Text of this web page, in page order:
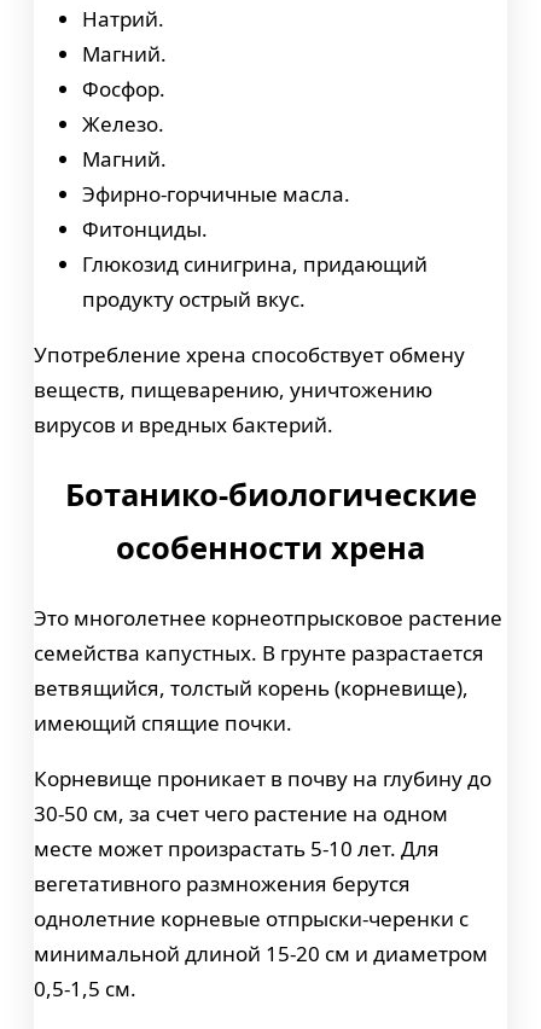
Натрий.
Магний.
Фосфор.
Железо.
Магний.
Эфирно-горчичные масла.
Фитонциды.
Глюкозид синигрина, придающий
продукту острый вкус.
Употребление хрена способствует обмену
веществ, пищеварению, уничтожению
вирусов и вредных бактерий.
Ботанико-биологические
особенности хрена
Это многолетнее корнеотпрысковое растение
семейства капустных. В грунте разрастается
ветвящийся, толстый корень (корневище),
имеющий спящие почки.
Корневище проникает в почву на глубину до
30-50 см, за счет чего растение на одном
месте может произрастать 5-10 лет. Для
вегетативного размножения берутся
однолетние корневые отпрыски-черенки с
минимальной длиной 15-20 см и диаметром
0,5-1,5 см.